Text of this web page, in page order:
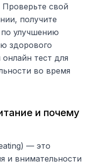
Проверьте свой
получите
улучшению
здорового
тест для
во время
и почему
— это
и внимательности